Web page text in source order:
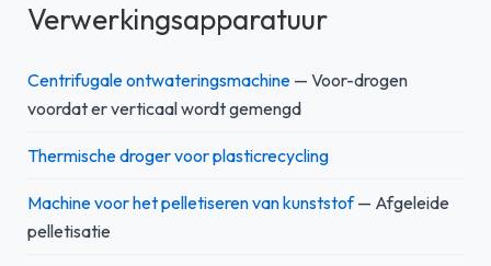
Verwerkingsapparatuur
Centrifugale ontwateringsmachine — Voor-drogen
voordat er verticaal wordt gemengd
Thermische droger voor plasticrecycling
Machine voor het pelletiseren van kunststof— Afgeleide
pelletisatie